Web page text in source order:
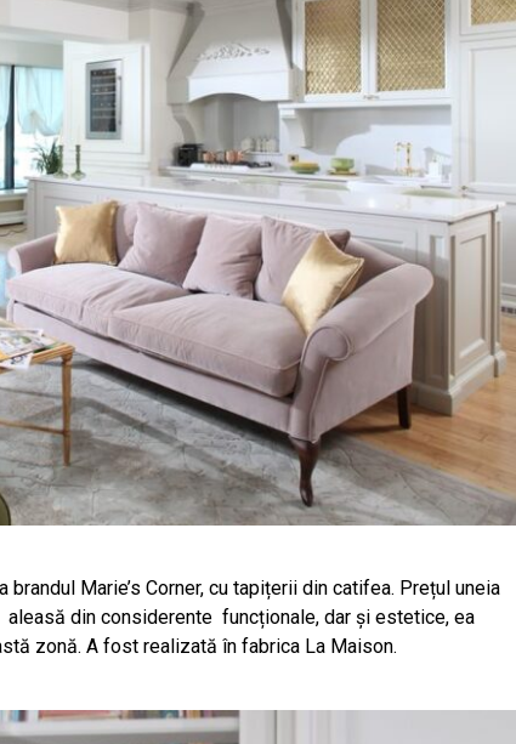
brandul Marie’s Corner, cu tapițerii din catifea. Prețul uneia
aleasă din considerente funcționale, dar și estetice, ea
zonă. A fost realizată în fabrica La Maison.